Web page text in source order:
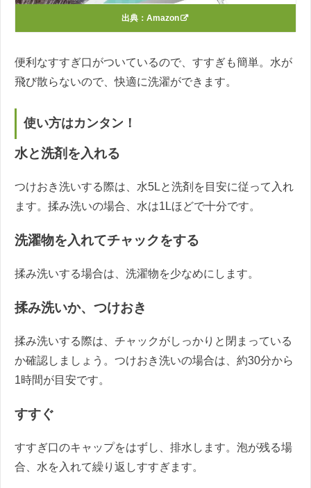
出典： Amazon
便利なすすぎ口がついているので、すすぎも簡単。水が
飛び散らないので、快適に洗濯ができます。
使い方はカンタン！
水と洗剤を入れる
つけおき洗いする際は、水5Lと洗剤を目安に従って入れ
ます。揉み洗いの場合、水は1Lほどで十分です。
洗濯物を入れてチャックをする
揉み洗いする場合は、洗濯物を少なめにします。
揉み洗いか、つけおき
揉み洗いする際は、チャックがしっかりと閉まっている
か確認しましょう。つけおき洗いの場合は、約30分から
1時間が目安です。
すすぐ
すすぎ口のキャップをはずし、排水します。泡が残る場
合、水を入れて繰り返しすすぎます。